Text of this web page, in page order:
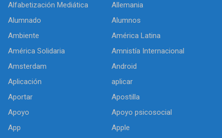
Alfabetización Mediática
Allemania
Alumnado
Alumnos
Ambiente
América Latina
América Solidaria
Amnistía Internacional
Amsterdam
Android
Aplicación
aplicar
Aportar
Apostilla
Apoyo
Apoyo psicosocial
App
Apple